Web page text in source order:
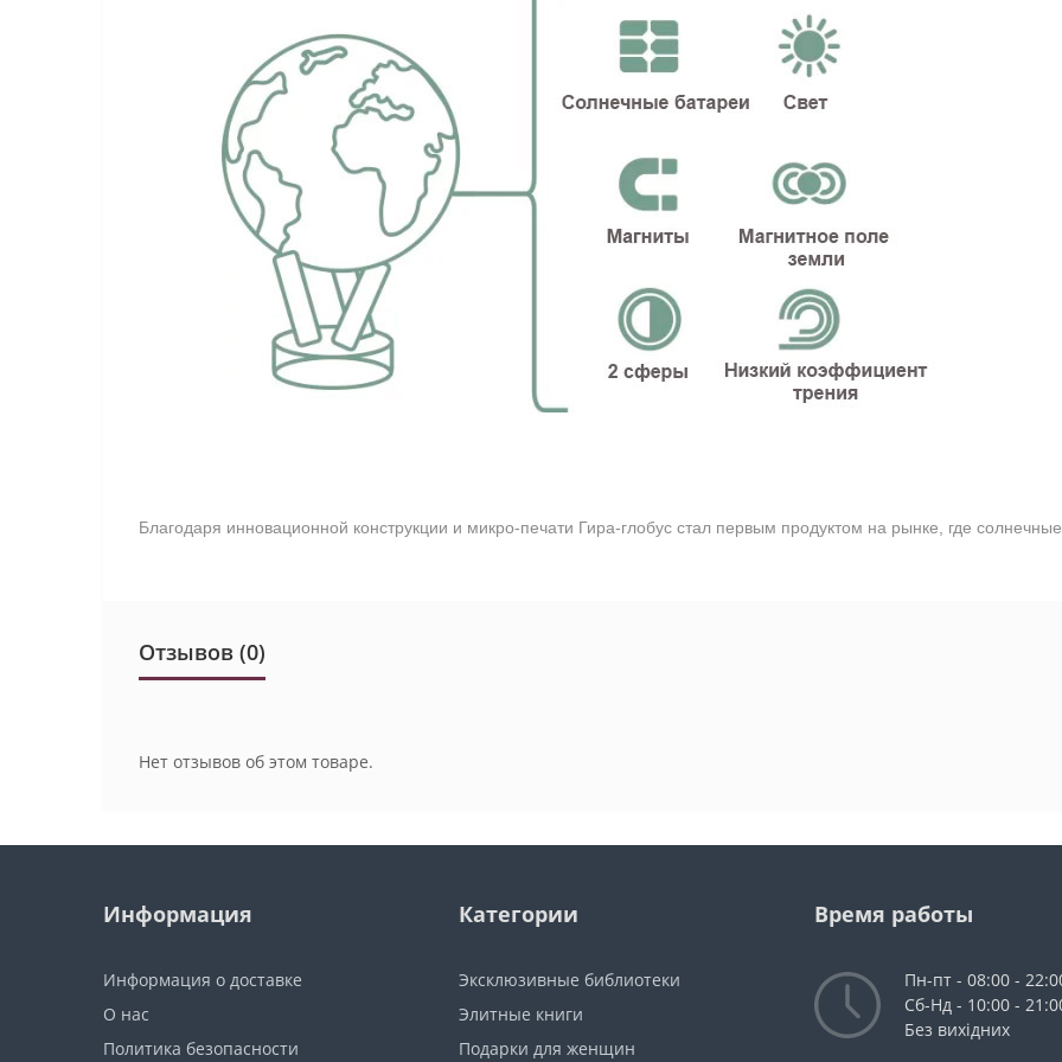
Благодаря инновационной конструкции и микро-печати Гира-глобус стал первым продуктом на рынке, где
Отзывов (0)
Нет отзывов об этом товаре.
Информация
Информация о доставке
О нас
Политика безопасности
Категории
Эксклюзивные библиотеки
Элитные книги
Подарки для женщин
Время работы
Пн-пт - 08:00 -
Сб-Нд - 10:00 -
Без вихідних